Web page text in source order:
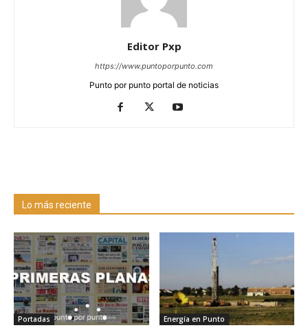
Editor Pxp
https://www.puntoporpunto.com
Punto por punto portal de noticias
Lo más reciente
Portadas Energía en Punto